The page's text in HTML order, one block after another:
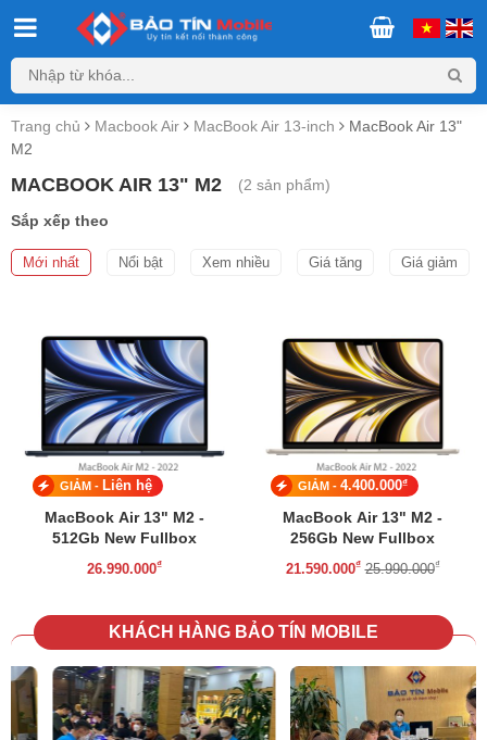
Trang chủ Macbook Air MacBook Air 13-inch
MacBook Air 13"
M2
MACBOOK AIR 13" M2 (2 sản phẩm)
Sắp xếp theo
Mới nhất Nổi bật Xem nhiều Giá tăng Giá giảm
GIẢM - Liên hệ
MacBook Air 13" M2 -
512Gb New Fullbox
26.990.000₫
GIẢM - 4.400.000₫
MacBook Air 13" M2 -
256Gb New Fullbox
21.590.000₫ 25.990.000₫
KHÁCH HÀNG BẢO TÍN MOBILE